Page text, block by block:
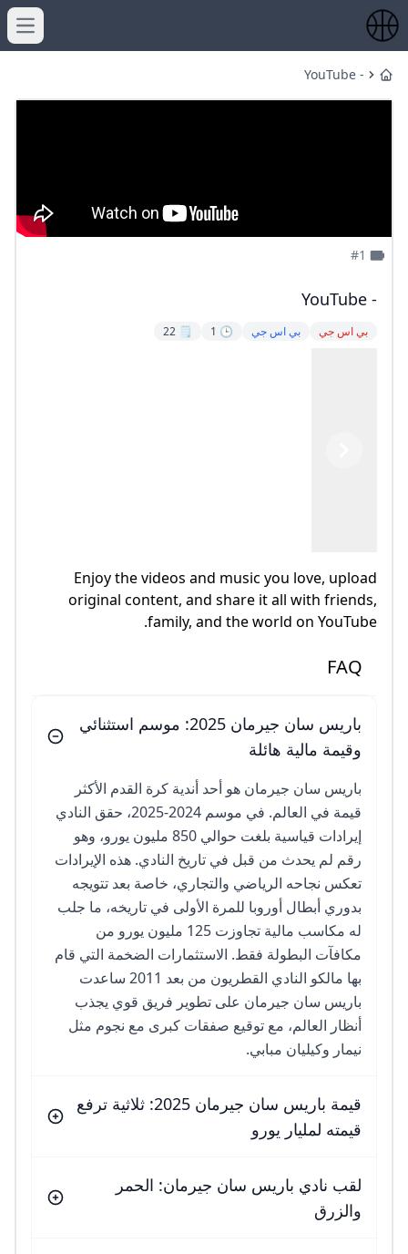
Home
- YouTube
- YouTube
بي اس جي بي اس جي 🕒 1
🗒️ 22
Enjoy the videos and music you love, upload
original content, and share it all with friends,
family, and the world on YouTube.
FAQ
باريس سان جيرمان 2025: موسم استثنائي
وقيمة مالية هائلة
باريس سان جيرمان هو أحد أندية كرة القدم الأكثر
قيمة في العالم. في موسم 2024-2025، حقق النادي
إيرادات قياسية بلغت حوالي 850 مليون يورو، وهو
رقم لم يحدث من قبل في تاريخ النادي. هذه الإيرادات
تعكس نجاحه الرياضي والتجاري، خاصة بعد تتويجه
بدوري أبطال أوروبا للمرة الأولى في تاريخه، ما جلب
له مكاسب مالية تجاوزت 125 مليون يورو من
مكافآت البطولة فقط. الاستثمارات الضخمة التي قام
بها مالكو النادي القطريون من بعد 2011 ساعدت
باريس سان جيرمان على تطوير فريق قوي يجذب
أنظار العالم، مع توقيع صفقات كبرى مع نجوم مثل
نيمار وكيليان مبابي.
قيمة باريس سان جيرمان 2025: ثلاثية ترفع
قيمته لمليار يورو
لقب نادي باريس سان جيرمان: الحمر
والزرق